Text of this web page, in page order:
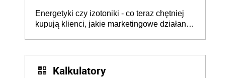
Energetyki czy izotoniki - co teraz chętniej
kupują klienci, jakie marketingowe działania
Kalkulatory